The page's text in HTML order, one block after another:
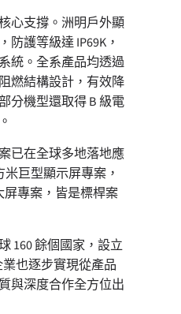
心支撐。洲明戶外顯
護等級達 IP69K，
統。全系產品均透過
燃結構設計，有效降
分機型還取得 B 級電
已在全球多地落地應
米巨型顯示屏專案，
屏專案，皆是標桿案
160 餘個國家，設立
也逐步實現從產品
與深度合作全方位出